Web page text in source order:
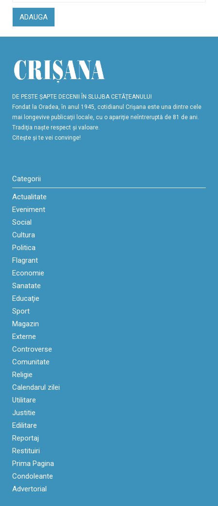
ADAUGA
DE PESTE ŞAPTE DECENII ÎN SLUJBA CETĂŢEANULUI
Fondat la Oradea, în anul 1945, cotidianul Crişana este una dintre cele
mai longevive publicaţii locale, cu o apariţie neîntreruptă de 81 de ani.
Tradiţia naşte respect şi valoare.
Citeşte şi te vei convinge!
Categorii
Actualitate
Eveniment
Social
Cultura
Politica
Flagrant
Economie
Sanatate
Educaţie
Sport
Magazin
Externe
Controverse
Comunitate
Religie
Calendarul zilei
Utilitare
Justitie
Edilitare
Reportaj
Restituiri
Prima Pagina
Condoleante
Advertorial